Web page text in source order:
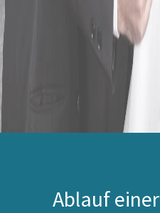
Ablauf einer